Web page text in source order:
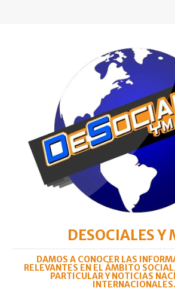
DESOCIALES Y
DAMOS A CONOCER LAS
RELEVANTES EN EL ÁMBITO
PARTICULAR Y NOTICIAS
INTERNACIONALES.